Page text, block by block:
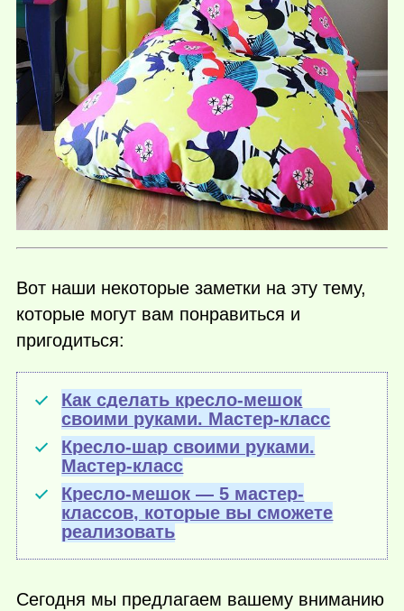
Вот наши некоторые заметки на эту тему,
которые могут вам понравиться и
пригодиться:
Как сделать кресло-мешок
своими руками. Мастер-класс
Кресло-шар своими руками.
Мастер-класс
Кресло-мешок — 5 мастер-
классов, которые вы сможете
реализовать
Сегодня мы предлагаем вашему вниманию